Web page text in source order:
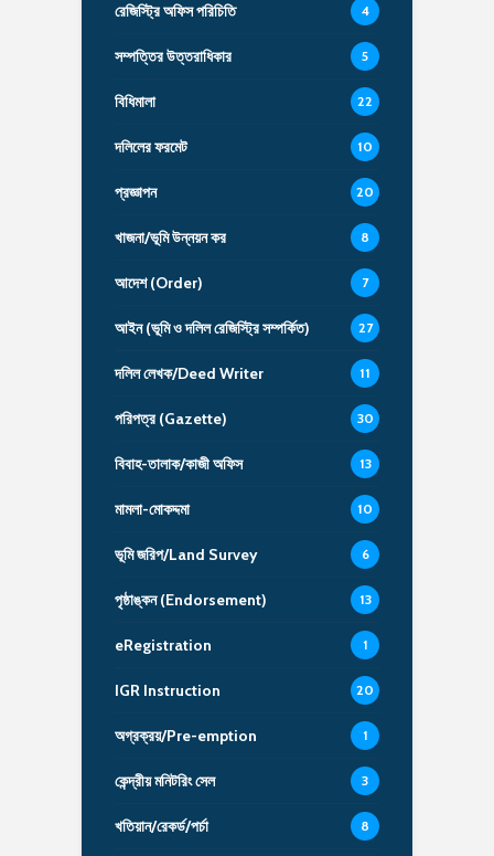
রেজিস্ট্রি অফিস পরিচিতি 4
সম্পত্তির উত্তরাধিকার 5
বিধিমালা 22
দলিলের ফরমেট 10
প্রজ্ঞাপন 20
খাজনা/ভূমি উন্নয়ন কর 8
আদেশ (Order) 7
আইন (ভূমি ও দলিল রেজিস্ট্রি সম্পর্কিত) 27
দলিল লেখক/Deed Writer 11
পরিপত্র (Gazette) 30
বিবাহ-তালাক/কাজী অফিস 13
মামলা-মোকদ্দমা 10
ভূমি জরিপ/Land Survey 6
পৃষ্ঠাঙ্কন (Endorsement) 13
eRegistration 1
IGR Instruction 20
অগ্রক্রয়/Pre-emption 1
কেন্দ্রীয় মনিটরিং সেল 3
খতিয়ান/রেকর্ড/পর্চা 8